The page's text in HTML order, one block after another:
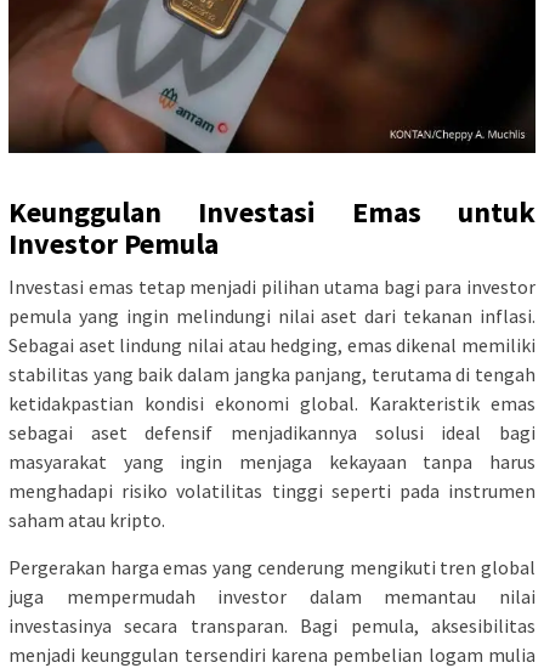
Keunggulan Investasi Emas untuk
Investor Pemula
Investasi emas tetap menjadi pilihan utama bagi para investor
pemula yang ingin melindungi nilai aset dari tekanan inflasi.
Sebagai aset lindung nilai atau hedging, emas dikenal memiliki
stabilitas yang baik dalam jangka panjang, terutama di tengah
ketidakpastian kondisi ekonomi global. Karakteristik emas
sebagai aset defensif menjadikannya solusi ideal bagi
masyarakat yang ingin menjaga kekayaan tanpa harus
menghadapi risiko volatilitas tinggi seperti pada instrumen
saham atau kripto.
Pergerakan harga emas yang cenderung mengikuti tren global
juga mempermudah investor dalam memantau nilai
investasinya secara transparan. Bagi pemula, aksesibilitas
menjadi keunggulan tersendiri karena pembelian logam mulia